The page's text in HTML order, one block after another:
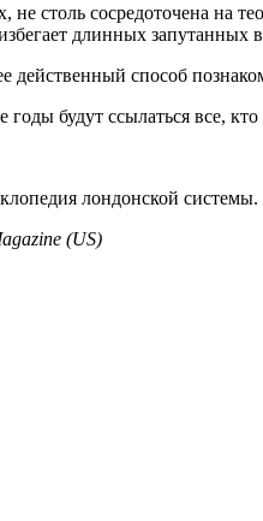
не столь сосредоточена на
длинных
действенный способ
будут ссылаться все,
лондонской
(US)